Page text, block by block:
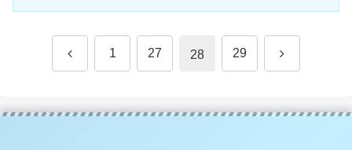
前 1 27 28 29 次